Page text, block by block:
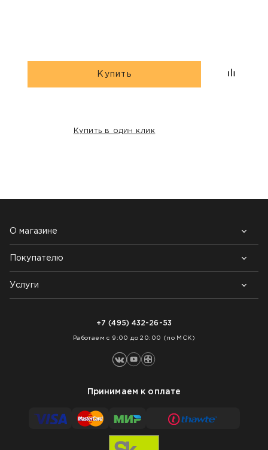
Купить
Купить в один клик
О магазине
Почему выбирают нас
Контакты
Блог
Покупателю
Возврат товара
Как заказать
Услуги
+7 (495) 432-26-53
Работаем с 9:00 до 20:00 (по МСК)
Принимаем к оплате